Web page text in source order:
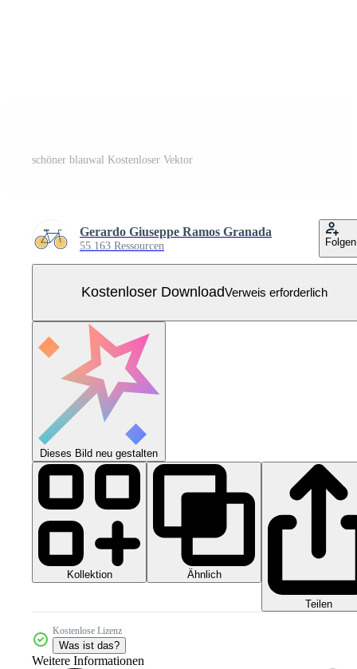
schöner blauwal Kostenloser Vektor
Gerardo Giuseppe Ramos Granada
55.163 Ressourcen Folgen
Kostenloser DownloadVerweis erforderlich
Dieses Bild neu gestalten
Kollektion Ähnlich
Teilen
Kostenlose Lizenz
Was ist das?
Weitere Informationen